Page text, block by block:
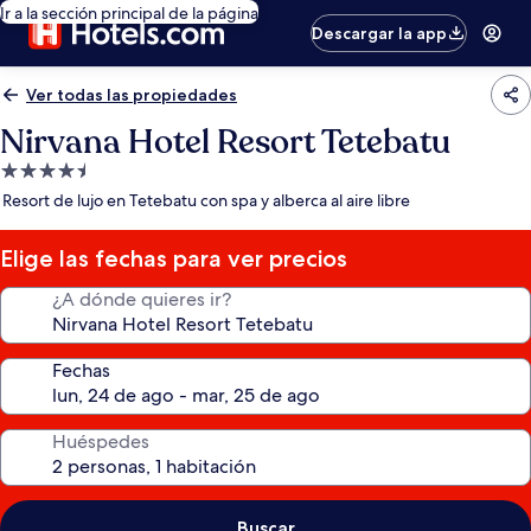
Ir a la sección principal de la página
Descargar la app
Ver todas las propiedades
Nirvana Hotel Resort Tetebatu
Propiedad
de
estrellas
Resort de lujo en Tetebatu con spa y alberca al aire libre
Elige las fechas para ver precios
¿A dónde quieres ir?
Fechas
Huéspedes